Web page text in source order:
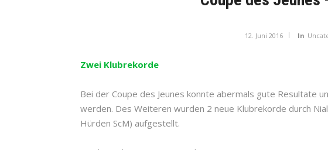
12. Juni 2016 In
Zwei Klubrekorde
Bei der Coupe des Jeunes konnte abermals gute Resultate
werden. Des Weiteren wurden 2 neue Klubrekorde durch
Hürden ScM) aufgestellt.